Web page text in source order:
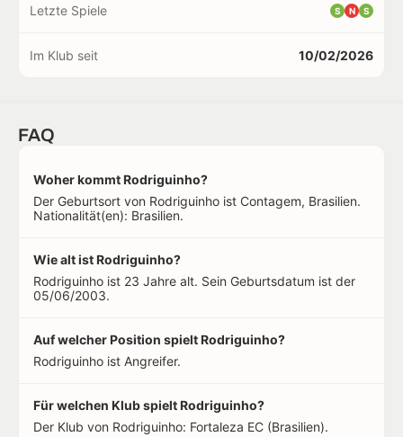
Letzte Spiele S N S
Im Klub seit 10/02/2026
FAQ
Woher kommt Rodriguinho?
Der Geburtsort von Rodriguinho ist Contagem, Brasilien.
Nationalität(en): Brasilien.
Wie alt ist Rodriguinho?
Rodriguinho ist 23 Jahre alt. Sein Geburtsdatum ist der
05/06/2003.
Auf welcher Position spielt Rodriguinho?
Rodriguinho ist Angreifer.
Für welchen Klub spielt Rodriguinho?
Der Klub von Rodriguinho: Fortaleza EC (Brasilien).